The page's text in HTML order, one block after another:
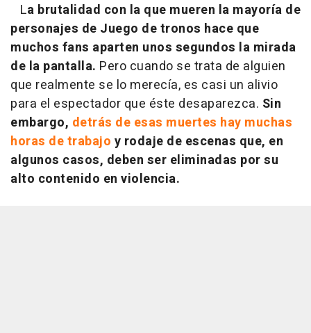
La brutalidad con la que mueren la mayoría de
personajes de Juego de tronos hace que
muchos fans aparten unos segundos la mirada
de la pantalla. Pero cuando se trata de alguien
que realmente se lo merecía, es casi un alivio
para el espectador que éste desaparezca. Sin
embargo, detrás de esas muertes hay muchas
horas de trabajo y rodaje de escenas que, en
algunos casos, deben ser eliminadas por su
alto contenido en violencia.